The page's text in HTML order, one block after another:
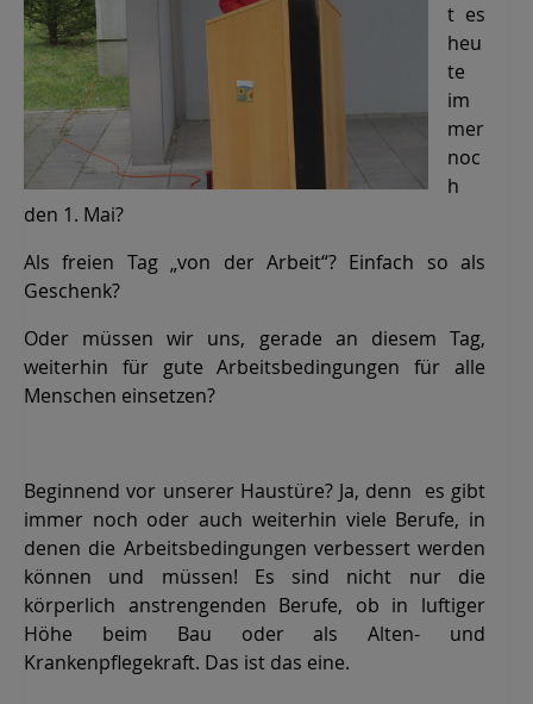
t es
heu
te
im
mer
noc
h
den 1. Mai?
Als freien Tag „von der Arbeit“? Einfach so als
Geschenk?
Oder müssen wir uns, gerade an diesem Tag,
weiterhin für gute Arbeitsbedingungen für alle
Menschen einsetzen?
Beginnend vor unserer Haustüre? Ja, denn es gibt
immer noch oder auch weiterhin viele Berufe, in
denen die Arbeitsbedingungen verbessert werden
können und müssen! Es sind nicht nur die
körperlich anstrengenden Berufe, ob in luftiger
Höhe beim Bau oder als Alten- und
Krankenpflegekraft. Das ist das eine.